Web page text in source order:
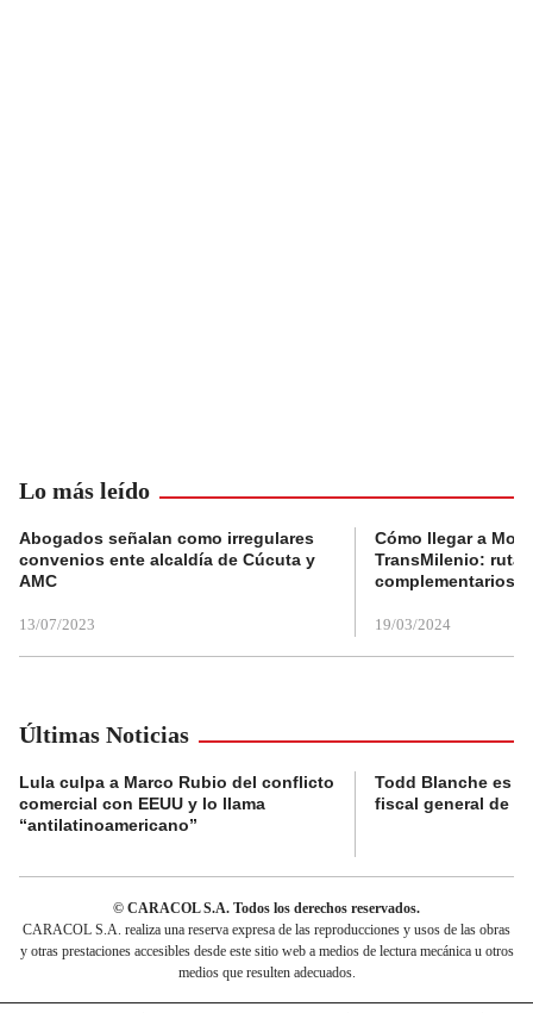
Lo más leído
Abogados señalan como irregulares
convenios ente alcaldía de Cúcuta y
AMC
13/07/2023
Cómo llegar a
TransMilenio:
complementarios
19/03/2024
Últimas Noticias
Lula culpa a Marco Rubio del conflicto
comercial con EEUU y lo llama
“antilatinoamericano”
Todd Blanche es
fiscal general de
© CARACOL S.A. Todos los derechos reservados.
CARACOL S.A. realiza una reserva expresa de las reproducciones y usos de las obras
y otras prestaciones accesibles desde este sitio web a medios de lectura mecánica u otros
medios que resulten adecuados.